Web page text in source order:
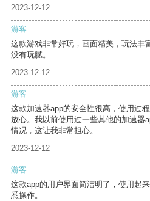
2023-12-12
游客
这款游戏非常好玩，画面精美，玩法丰
没有玩腻。
2023-12-12
游客
这款加速器app的安全性很高，使用过
放心。我以前使用过一些其他的加速器
情况，这让我非常担心。
2023-12-12
游客
这款app的用户界面简洁明了，使用起
悉操作。